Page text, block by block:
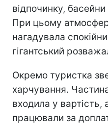
відпочинку, басейни
При цьому
нагадувала
гігантський
Окремо туристка
харчування.
входила у вартість,
працювали за